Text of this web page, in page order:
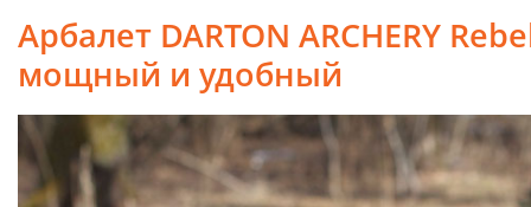
Арбалет DARTON ARCHERY
мощный и удобный